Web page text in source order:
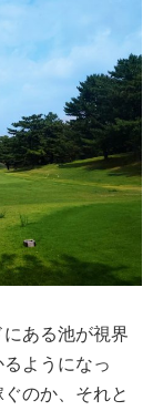
ある池が視界
ようになっ
のか、それと